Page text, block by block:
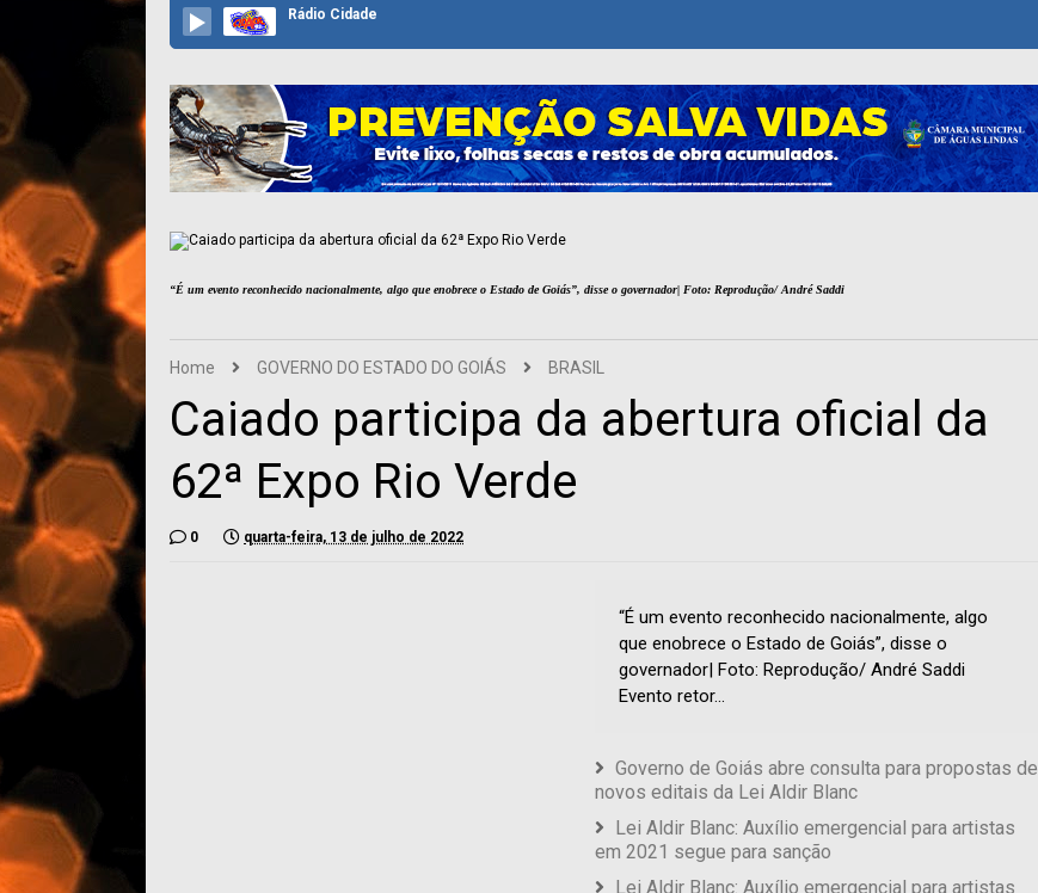
Rádio Cidade
“É um evento reconhecido nacionalmente, algo que enobrece o Estado de Goiás”, disse o governador| Foto: Reprodução/ André Saddi
Home GOVERNO DO ESTADO DO GOIÁS BRASIL
Caiado participa da abertura oficial da
62ª Expo Rio Verde
0 quarta-feira, 13 de julho de 2022
“É um evento reconhecido nacionalmente, algo
que enobrece o Estado de Goiás”, disse o
governador| Foto: Reprodução/ André Saddi
Evento retor...
Governo de Goiás abre consulta para propostas de
novos editais da Lei Aldir Blanc
Lei Aldir Blanc: Auxílio emergencial para artistas
em 2021 segue para sanção
Lei Aldir Blanc: Auxílio emergencial para artistas